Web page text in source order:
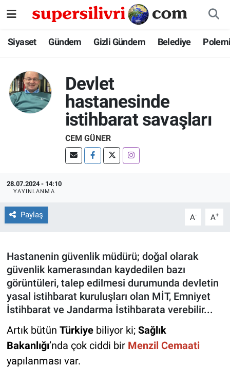
Siyaset Gündem Gizli Gündem Belediye
Devlet
hastanesinde
istihbarat savaşları
CEM GÜNER
28.07.2024 - 14:10
YAYINLANMA
Paylaş A- A+
Hastanenin güvenlik müdürü; doğal olarak
güvenlik kamerasından kaydedilen bazı
görüntüleri, talep edilmesi durumunda devletin
yasal istihbarat kuruluşları olan MİT, Emniyet
İstihbarat ve Jandarma İstihbarata verebilir...
Artık bütün Türkiyebiliyor ki; Sağlık
Bakanlığı’nda çok ciddi bir Menzil Cemaati
yapılanması var.
Siyaset
Gizli Gündem
İstanbul Nöbetçi Eczaneler
İstanbul Namaz Vakitleri
İstanbul Trafik Yoğunluk Haritası
Süper Lig Puan Durumu ve Fikstür
Son Dakika Haberleri
Haber Arşivi